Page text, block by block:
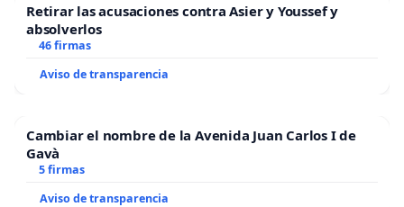
Retirar las acusaciones contra Asier y Youssef y
absolverlos
46 firmas
Aviso de transparencia
Cambiar el nombre de la Avenida Juan Carlos I de
Gavà
5 firmas
Aviso de transparencia